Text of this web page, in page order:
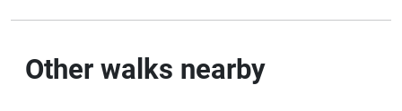
Other walks nearby